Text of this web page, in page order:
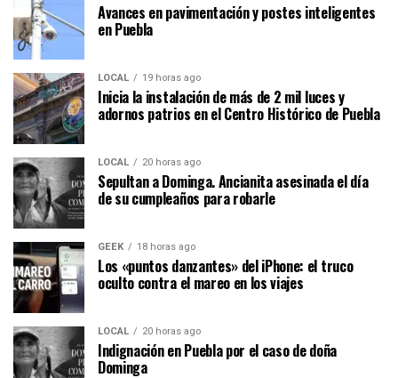
Avances en pavimentación y postes inteligentes
en Puebla
LOCAL 19 horas ago
Inicia la instalación de más de 2 mil luces y
adornos patrios en el Centro Histórico de Puebla
LOCAL 20 horas ago
Sepultan a Dominga. Ancianita asesinada el día
de su cumpleaños para robarle
GEEK 18 horas ago
Los «puntos danzantes» del iPhone: el truco
oculto contra el mareo en los viajes
LOCAL 20 horas ago
Indignación en Puebla por el caso de doña
Dominga